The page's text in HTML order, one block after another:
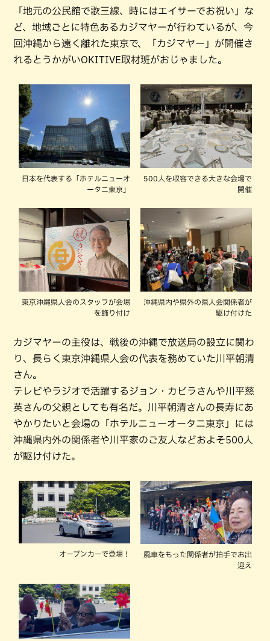
「地元の公民館で歌三線、時にはエイサーでお祝い」な
ど、地域ごとに特色あるカジマヤーが行わているが、今
回沖縄から遠く離れた東京で、「カジマヤー」が開催さ
れるとうかがいOKITIVE取材班がおじゃました。
日本を代表する「ホテルニューオ
ータニ東京」
500人を収容できる大きな会場で
開催
東京沖縄県人会のスタッフが会場
を飾り付け
沖縄県内や県外の県人会関係者が
駆け付けた
カジマヤーの主役は、戦後の沖縄で放送局の設立に関わ
り、長らく東京沖縄県人会の代表を務めていた川平朝清
さん。
テレビやラジオで活躍するジョン・カビラさんや川平慈
英さんの父親としても有名だ。川平朝清さんの長寿にあ
やかりたいと会場の「ホテルニューオータニ東京」には
沖縄県内外の関係者や川平家のご友人などおよそ500人
が駆け付けた。
オープンカーで登場！
風車をもった関係者が拍手でお出
迎え